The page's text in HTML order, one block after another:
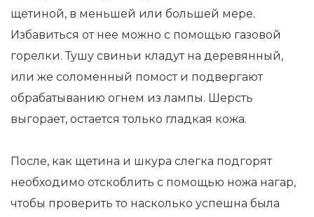
щетиной, в меньшей или большей мере.
Избавиться от нее можно с помощью газовой
горелки. Тушу свиньи кладут на деревянный,
или же соломенный помост и подвергают
обрабатыванию огнем из лампы. Шерсть
выгорает, остается только гладкая кожа.
После, как щетина и шкура слегка подгорят
необходимо отскоблить с помощью ножа нагар,
чтобы проверить то насколько успешна была